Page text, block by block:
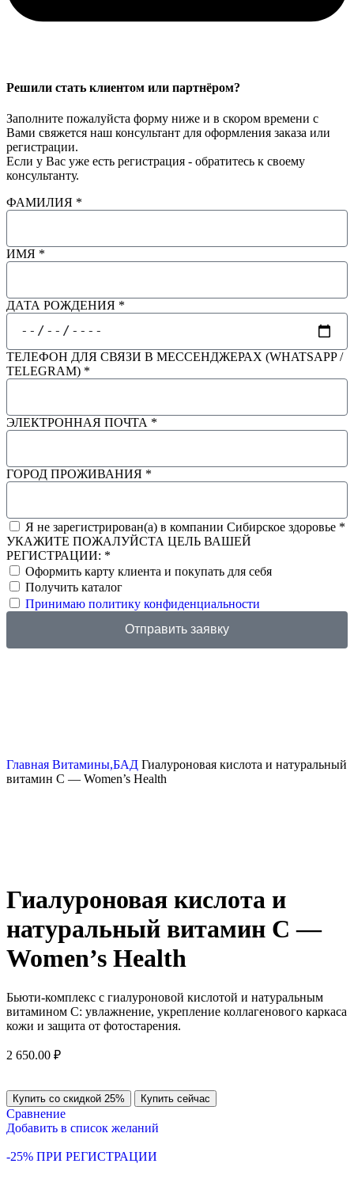
Решили стать клиентом или партнёром?
Заполните пожалуйста форму ниже и в скором времени с
Вами свяжется наш консультант для оформления заказа или
регистрации.
Если у Вас уже есть регистрация - обратитесь к своему
консультанту.
ФАМИЛИЯ *
ИМЯ *
ДАТА РОЖДЕНИЯ *
ТЕЛЕФОН ДЛЯ СВЯЗИ В МЕССЕНДЖЕРАХ (WHATSAPP /
TELEGRAM) *
ЭЛЕКТРОННАЯ ПОЧТА *
ГОРОД ПРОЖИВАНИЯ *
Я не зарегистрирован(а) в компании Сибирское здоровье *
УКАЖИТЕ ПОЖАЛУЙСТА ЦЕЛЬ ВАШЕЙ
РЕГИСТРАЦИИ: *
Оформить карту клиента и покупать для себя
Получить каталог
Принимаю политику конфиденциальности
Отправить заявку
Главная Витамины,БАД Гиалуроновая кислота и натуральный
витамин С — Women’s Health
Гиалуроновая кислота и
натуральный витамин С —
Women’s Health
Бьюти-комплекс с гиалуроновой кислотой и натуральным
витамином С: увлажнение, укрепление коллагенового каркаса
кожи и защита от фотостарения.
2 650.00 ₽
Купить со скидкой 25% Купить сейчас
Сравнение
Добавить в список желаний
-25% ПРИ РЕГИСТРАЦИИ